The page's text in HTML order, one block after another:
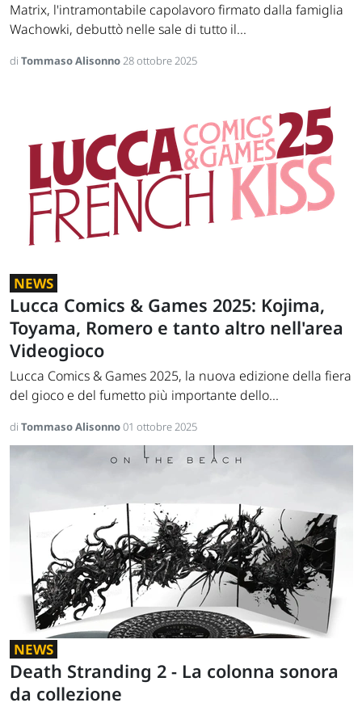
Matrix, l'intramontabile capolavoro firmato dalla famiglia
Wachowki, debuttò nelle sale di tutto il...
di Tommaso Alisonno28 ottobre 2025
NEWS
Lucca Comics & Games 2025: Kojima,
Toyama, Romero e tanto altro nell'area
Videogioco
Lucca Comics & Games 2025, la nuova edizione della fiera
del gioco e del fumetto più importante dello...
di Tommaso Alisonno01 ottobre 2025
NEWS
Death Stranding 2 - La colonna sonora
da collezione